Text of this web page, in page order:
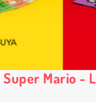
Mario -